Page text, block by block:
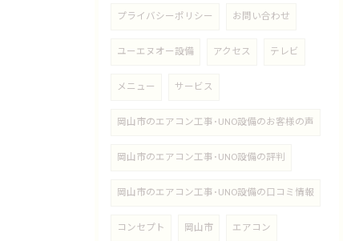
プライバシーポリシー お問い合わせ
ユーエヌオー設備 アクセス テレビ
メニュー サービス
岡山市のエアコン工事･UNO設備のお客様の声
岡山市のエアコン工事･UNO設備の評判
岡山市のエアコン工事･UNO設備の口コミ情報
コンセプト 岡山市 エアコン